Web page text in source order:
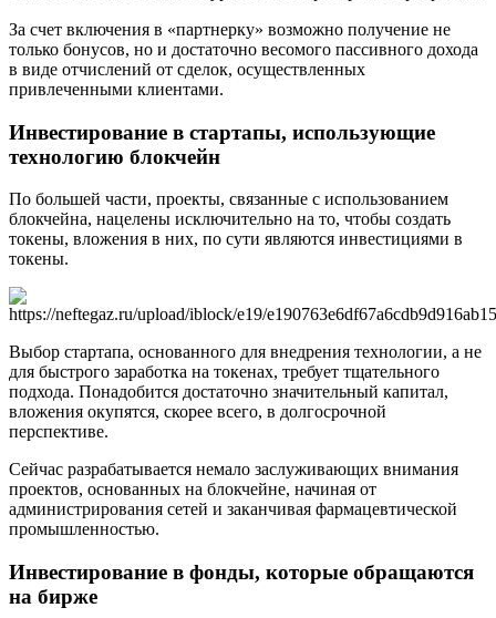
За счет включения в «партнерку» возможно получение не
только бонусов, но и достаточно весомого пассивного дохода
в виде отчислений от сделок, осуществленных
привлеченными клиентами.
Инвестирование в стартапы, использующие
технологию блокчейн
По большей части, проекты, связанные с использованием
блокчейна, нацелены исключительно на то, чтобы создать
токены, вложения в них, по сути являются инвестициями в
токены.
Выбор стартапа, основанного для внедрения технологии, а не
для быстрого заработка на токенах, требует тщательного
подхода. Понадобится достаточно значительный капитал,
вложения окупятся, скорее всего, в долгосрочной
перспективе.
Сейчас разрабатывается немало заслуживающих внимания
проектов, основанных на блокчейне, начиная от
администрирования сетей и заканчивая фармацевтической
промышленностью.
Инвестирование в фонды, которые обращаются
на бирже